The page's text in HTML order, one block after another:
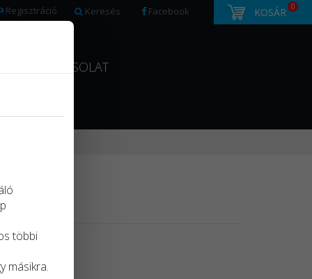
Regisztráció Keresés Facebook KOSÁR 0
KAPCSOLAT
többi
másikra.